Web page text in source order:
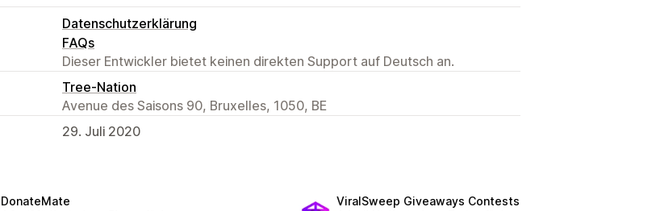
Datenschutzerklärung
FAQs
Dieser Entwickler bietet keinen direkten Support auf Deutsch an.
Tree-Nation
Avenue des Saisons 90, Bruxelles, 1050, BE
29. Juli 2020
DonateMate ViralSweep Giveaways Contests